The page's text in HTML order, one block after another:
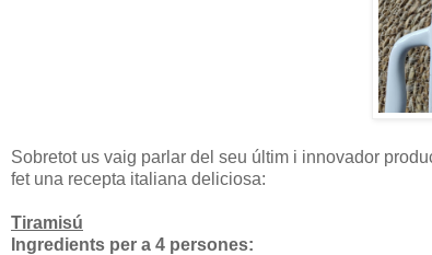
Sobretot us vaig parlar del seu últim i innovador
fet una recepta italiana deliciosa:
Tiramisú
Ingredients per a 4 persones: